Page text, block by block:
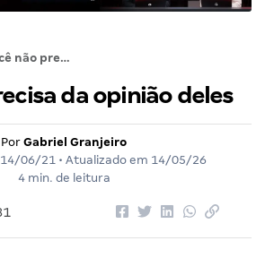
Você não precisa da opinião deles
da opinião deles
Por Gabriel Granjeiro
14/06/21 • Atualizado em 14/05/26
4 min. de leitura